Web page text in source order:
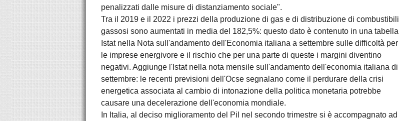
penalizzati dalle misure di distanziamento sociale".
Tra il 2019 e il 2022 i prezzi della produzione di gas e di distribuzione di combustibili
gassosi sono aumentati in media del 182,5%: questo dato è contenuto in una tabella
Istat nella Nota sull'andamento dell'Economia italiana a settembre sulle difficoltà per
le imprese energivore e il rischio che per una parte di queste i margini diventino
negativi. Aggiunge l'Istat nella nota mensile sull'andamento dell'economia italiana di
settembre: le recenti previsioni dell'Ocse segnalano come il perdurare della crisi
energetica associata al cambio di intonazione della politica monetaria potrebbe
causare una decelerazione dell'economia mondiale.
In Italia, al deciso miglioramento del Pil nel secondo trimestre si è accompagnato ad